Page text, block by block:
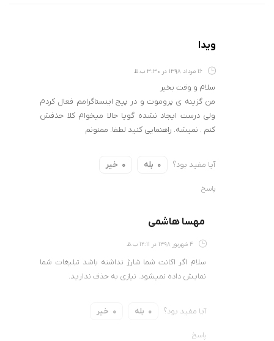
ویدا
16 مرداد 1398 در 3:30 ب.ظ
سلام و وقت بخیر
من گزینه ی پروموت و در پیج اینستاگرامم فعال کردم
ولی درست ایجاد نشده گویا حالا میخوام کلا حذفش
کنم . نمیشه. راهنمایی کنید لطفا. ممنونم
آیا مفید بود؟ 0 بله 0 خیر
پاسخ
مهسا هاشمی
4 شهریور 1398 در 12:11 ب.ظ
سلام اگر اکانت شما شارژ نداشته باشد تبلیغات شما
نمایش داده نمیشود. نیازی به حذف ندارید.
آیا مفید بود؟ 0 بله 0 خیر
پاسخ